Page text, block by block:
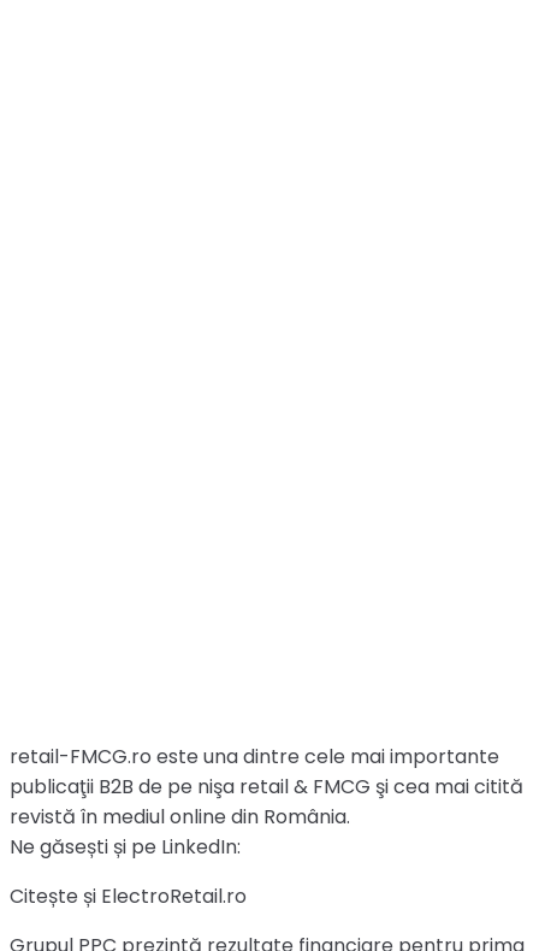
retail-FMCG.ro este una dintre cele mai importante
publicaţii B2B de pe nişa retail & FMCG şi cea mai citită
revistă în mediul online din România.
Ne găsești și pe LinkedIn:
Citește și ElectroRetail.ro
Grupul PPC prezintă rezultate financiare pentru prima